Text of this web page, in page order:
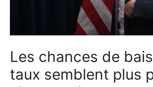
Les chances de
taux semblent plus